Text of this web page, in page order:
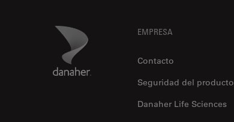
Danaher Logo EMPRESA
Contacto
Seguridad del producto
Danaher Life Sciences